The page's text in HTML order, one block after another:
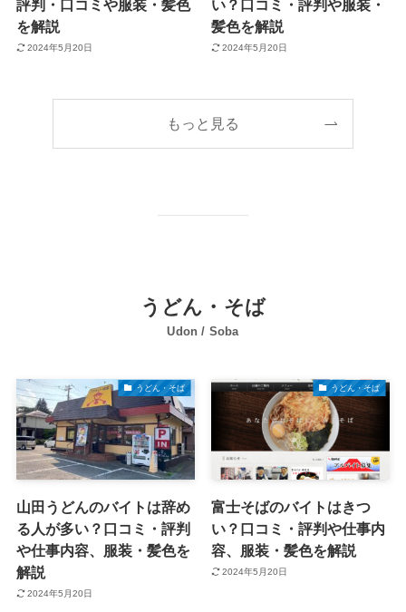
評判・口コミや服装・髪色
を解説
2024年5月20日
い？口コミ・評判や服装・
髪色を解説
2024年5月20日
もっと見る
うどん・そば
Udon / Soba
うどん・そば
山田うどんのバイトは辞め
る人が多い？口コミ・評判
や仕事内容、服装・髪色を
解説
2024年5月20日
うどん・そば
富士そばのバイトはきつ
い？口コミ・評判や仕事内
容、服装・髪色を解説
2024年5月20日